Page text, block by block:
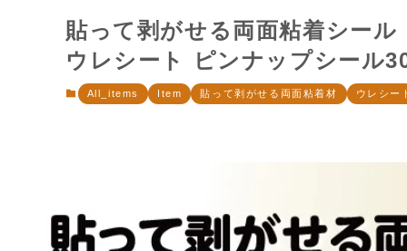
貼って剥がせる両面粘着シール
ウレシート ピンナップシール
All_items Item 貼って剥がせる両面粘着材 ウレシー